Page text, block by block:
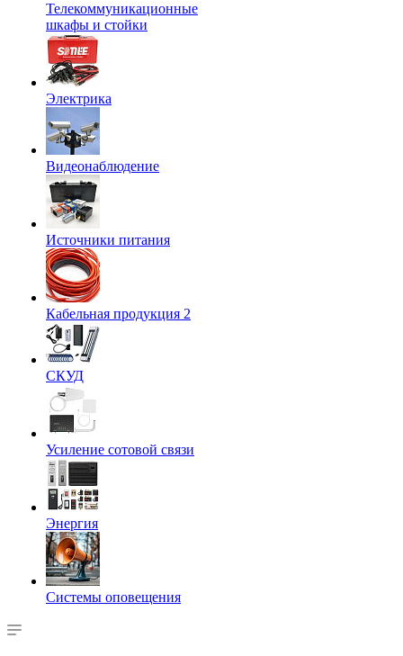
Телекоммуникационные
шкафы и стойки
Электрика
Видеонаблюдение
Источники питания
Кабельная продукция 2
СКУД
Усиление сотовой связи
Энергия
Системы оповещения